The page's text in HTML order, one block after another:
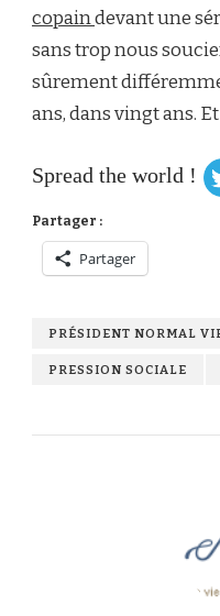
copaindevant une
sans trop nous
sûrement
ans, dans vingt ans.
Spread the world !
Partager :
Partager
PRÉSIDENT NORMAL
PRESSION SOCIALE